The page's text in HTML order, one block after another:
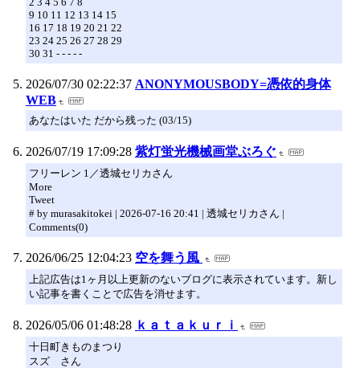
9 10 11 12 13 14 15
16 17 18 19 20 21 22
23 24 25 26 27 28 29
30 31 - - - - -
2026/07/30 02:22:37 ANONYMOUSBODY=憑依的身体
WEB
あなたはいた だから残った (03/15)
2026/07/19 17:09:28 紫灯蛍光機械画堂ぶろぐ
フリーレン 1／透城セリカさん
More
Tweet
# by murasakitokei | 2026-07-16 20:41 | 透城セリカさん |
Comments(0)
2026/06/25 12:04:23 空を舞う風
上記広告は1ヶ月以上更新のないブログに表示されています。新し
い記事を書くことで広告を消せます。
2026/05/06 01:48:28 ｋａｔａｋｕｒｉ
十日町きものまつり
スズ さん